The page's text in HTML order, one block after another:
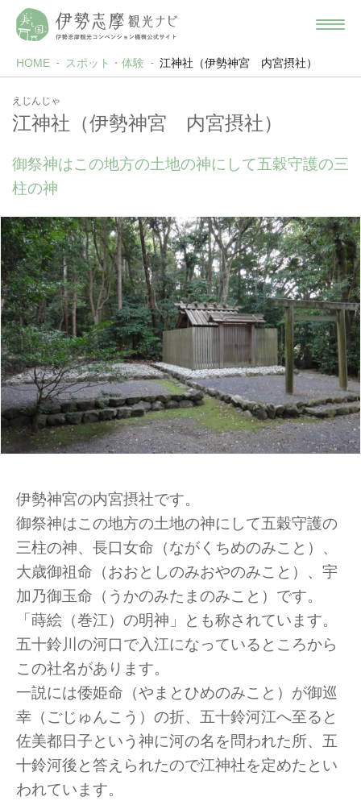
HOME スポット・体験 江神社（伊勢神宮 内宮摂社）
えじんじゃ
江神社（伊勢神宮 内宮摂社）
御祭神はこの地方の土地の神にして五穀守護の三
柱の神
伊勢神宮の内宮摂社です。
御祭神はこの地方の土地の神にして五穀守護の
三柱の神、長口女命（ながくちめのみこと）、
大歳御祖命（おおとしのみおやのみこと）、宇
加乃御玉命（うかのみたまのみこと）です。
「蒔絵（巻江）の明神」とも称されています。
五十鈴川の河口で入江になっているところから
この社名があります。
一説には倭姫命（やまとひめのみこと）が御巡
幸（ごじゅんこう）の折、五十鈴河江へ至ると
佐美都日子という神に河の名を問われた所、五
十鈴河後と答えられたので江神社を定めたとい
われています。